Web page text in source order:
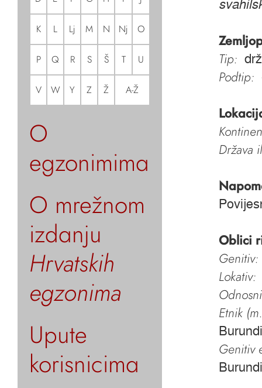
K L Lj M N Nj O
P Q R S Š T U
V W Y Z Ž A-Ž
O
egzonimima
O mrežnom
izdanju
Hrvatskih
egzonima
Upute
korisnicima
Tip:
Podtip:
Država
Oblici
Genitiv:
Lokativ:
Etnik
Genitiv